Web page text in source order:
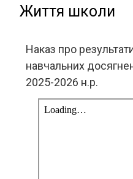
Життя школи
Наказ про
навчальних
2025-2026 н.р.